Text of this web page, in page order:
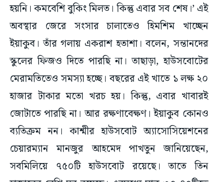
হয়নি। কমবেশি বুকিং মিলত। কিন্তু এবার সব শেষ।’ এই
অবস্থার জেরে সংসার চালাতেও হিমশিম খাচ্ছেন
ইয়াকুব। তাঁর গলায় একরাশ হতাশা। বলেন, সন্তানদের
স্কুলের ফিজও দিতে পারছি না। তাছাড়া, হাউসবোটের
মেরামতিতেও সমস্যা হচ্ছে। বছরের এই খাতে ১ লক্ষ ২০
হাজার টাকার মতো খরচ হয়। কিন্তু, এবার খাবারই
জোটাতে পারছি না। আর রক্ষণাবেক্ষণ। ইয়াকুব কোনও
ব্যতিক্রম নন। কাশ্মীর হাউসবোট অ্যাসোসিয়েশনের
চেয়ারম্যান মানজুর আহমেদ পাখতুন জানিয়েছেন,
সবমিলিয়ে ৭৫০টি হাউসবোট রয়েছে। তাতে তিন